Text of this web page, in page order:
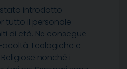
stato introdotto
tutto il personale
di età. Ne consegue
Teologiche e
nonché i